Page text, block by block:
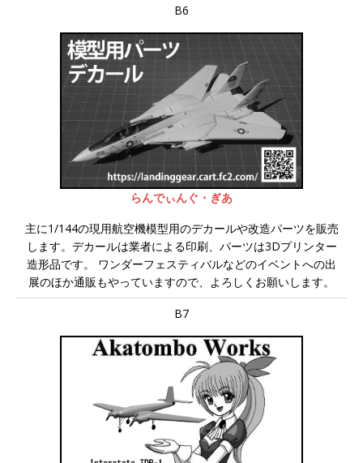
B6
らんでぃんぐ・ぎあ
主に1/144の現用航空機模型用のデカールや改造パーツを販売
します。デカールは業者による印刷、パーツは3Dプリンター
造形品です。 ワンダーフェスティバルなどのイベントへの出
展のほか通販もやっていますので、よろしくお願いします。
B7